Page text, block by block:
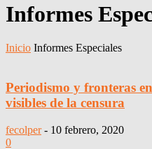
Informes
Inicio Informes Especiales
Periodismo y fronteras
visibles de la censura
fecolper - 10 febrero, 2020
0